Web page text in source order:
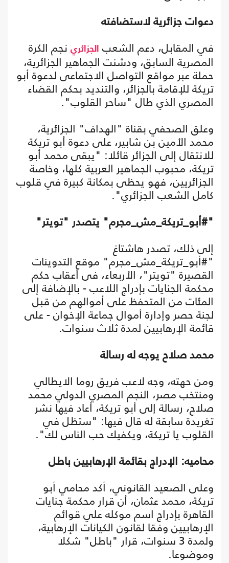
دعوات جزائرية لاستضافته
في المقابل، دعم الشعب
الجزائري نجم الكرة
المصرية السابق، ودشنت الجماهير الجزائرية،
حملة عبر مواقع التواصل الاجتماعى لدعوة أبو
تريكة للإقامة بالجزائر، والتنديد بحكم القضاء
المصري الذي طال "ساحر القلوب".
وعلق الصحفي بقناة "الهداف" الجزائرية،
محمد الأمين بن شابير، على دعوة أبو تريكة
للانتقال إلى الجزائر قائلا: "يبقى محمد أبو
تريكة، محبوب الجماهير العربية كلها، وخاصة
الجزائريين، فهو يحظى بمكانة كبيرة في قلوب
كامل الشعب الجزائري".
"#أبو_تريكة_مش_مجرم" يتصدر "تويتر"
إلى ذلك، تصدر هاشتاغ
"#أبو_تريكة_مش_مجرم" موقع التدوينات
القصيرة "تويتر"، الأربعاء، فى أعقاب حكم
محكمة الجنايات بإدراج اللاعب - بالإضافة إلى
المئات من المتحفظ على أموالهم من قبل
لجنة حصر وإدارة أموال جماعة الإخوان - على
قائمة الإرهابيين لمدة ثلاث سنوات.
محمد صلاح يوجه له رسالة
ومن حهته، وجه لاعب فريق روما الايطالي
ومنتخب مصر، النجم المصري الدولي محمد
صلاح، رسالة إلى أبو تريكة، أعاد فيها نشر
تغريدة سابقة له قال فيها: "ستظل في
القلوب يا تريكة، ويكفيك حب الناس لك".
محاميه: الإدراج بقائمة الإرهابيين باطل
وعلى الصعيد القانوني، أكد محامي أبو
تريكة، محمد عثمان، أن قرار محكمة جنايات
القاهرة بإدراج اسم موكله علي قوائم
الإرهابيين وفقا لقانون الكيانات الإرهابية،
ولمدة 3 سنوات، قرار "باطل" شكلا
وموضوعا.